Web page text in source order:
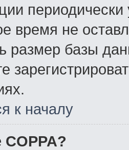
периодически
время не
размер базы
к началу
COPPA?